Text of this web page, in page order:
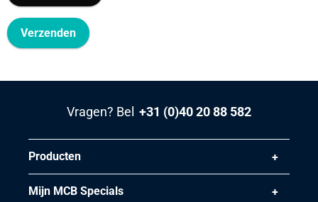
Verzenden
Vragen? Bel +31 (0)40 20 88 582
Producten
Mijn MCB Specials